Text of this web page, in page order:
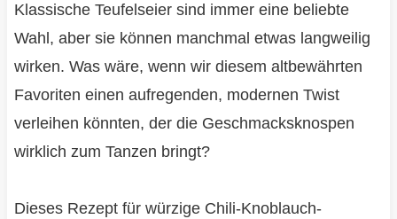
Klassische Teufelseier sind immer eine beliebte
Wahl, aber sie können manchmal etwas langweilig
wirken. Was wäre, wenn wir diesem altbewährten
Favoriten einen aufregenden, modernen Twist
verleihen könnten, der die Geschmacksknospen
wirklich zum Tanzen bringt?
Dieses Rezept für würzige Chili-Knoblauch-